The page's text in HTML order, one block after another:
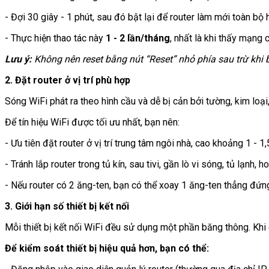
- Đợi 30 giây - 1 phút, sau đó bật lại để router làm mới toàn bộ
- Thực hiện thao tác này 1 - 2 lần/tháng, nhất là khi thấy mạng
Lưu ý: Không nên reset bằng nút “Reset” nhỏ phía sau trừ
2. Đặt router ở vị trí phù hợp
Sóng WiFi phát ra theo hình cầu và dễ bị cản bởi tường, kim
Để tín hiệu WiFi được tối ưu nhất, bạn nên:
- Ưu tiên đặt router ở vị trí trung tâm ngôi nhà, cao khoảng 1 -
- Tránh lắp router trong tủ kín, sau tivi, gần lò vi sóng, tủ lạnh,
- Nếu router có 2 ăng-ten, bạn có thể xoay 1 ăng-ten thẳng
3. Giới hạn số thiết bị kết nối
Mỗi thiết bị kết nối WiFi đều sử dụng một phần băng thông.
Để kiểm soát thiết bị hiệu quả hơn, bạn có thể: